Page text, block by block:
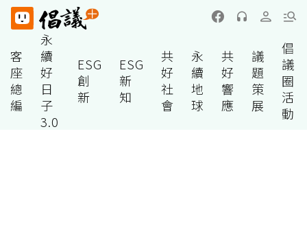
客
座
總
編
永
續
好
日
子
3.0
ESG
創
新
ESG
新
知
共
好
社
會
永
續
地
球
共
好
響
應
議
題
策
展
倡
議
圈
活
動